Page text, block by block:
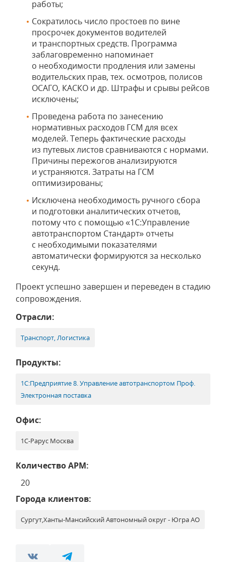
работы;
Сократилось число простоев по вине
просрочек документов водителей
и транспортных средств. Программа
заблаговременно напоминает
о необходимости продления или замены
водительских прав, тех. осмотров, полисов
ОСАГО, КАСКО и др. Штрафы и срывы рейсов
исключены;
Проведена работа по занесению
нормативных расходов ГСМ для всех
моделей. Теперь фактические расходы
из путевых листов сравниваются с нормами.
Причины пережогов анализируются
и устраняются. Затраты на ГСМ
оптимизированы;
Исключена необходимость ручного сбора
и подготовки аналитических отчетов,
потому что с помощью «1С:Управление
автотранспортом Стандарт» отчеты
с необходимыми показателями
автоматически формируются за несколько
секунд.
Проект успешно завершен и переведен в стадию
сопровождения.
Отрасли:
Транспорт, Логистика
Продукты:
1С:Предприятие 8. Управление автотранспортом Проф.
Электронная поставка
Офис:
1С-Рарус Москва
Количество АРМ:
20
Города клиентов:
Сургут,Ханты-Мансийский Автономный округ - Югра АО